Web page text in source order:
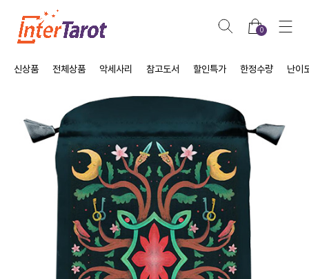
0
신상품 전체상품 악세사리 참고도서 할인특가 한정수량 난이